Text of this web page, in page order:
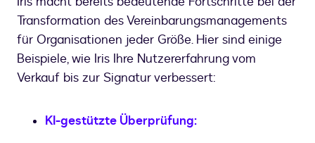
Transformation des Vereinbarungsmanagements
für Organisationen jeder Größe. Hier sind einige
Beispiele, wie Iris Ihre Nutzererfahrung vom
Verkauf bis zur Signatur verbessert:
KI-gestützte Überprüfung: